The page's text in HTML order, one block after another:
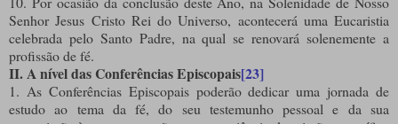
Senhor Jesus Cristo Rei do Universo, acontecerá uma Eucaristia
celebrada pelo Santo Padre, na qual se renovará solenemente a
profissão de fé.
II. A nível das Conferências Episcopais[23]
1. As Conferências Episcopais poderão dedicar uma jornada de
estudo ao tema da fé, do seu testemunho pessoal e da sua